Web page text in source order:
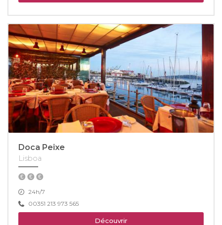
Doca Peixe
Lisboa
24h/7
00351 213 973 565
Découvrir